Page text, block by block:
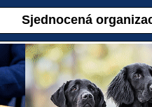
Sjednocená